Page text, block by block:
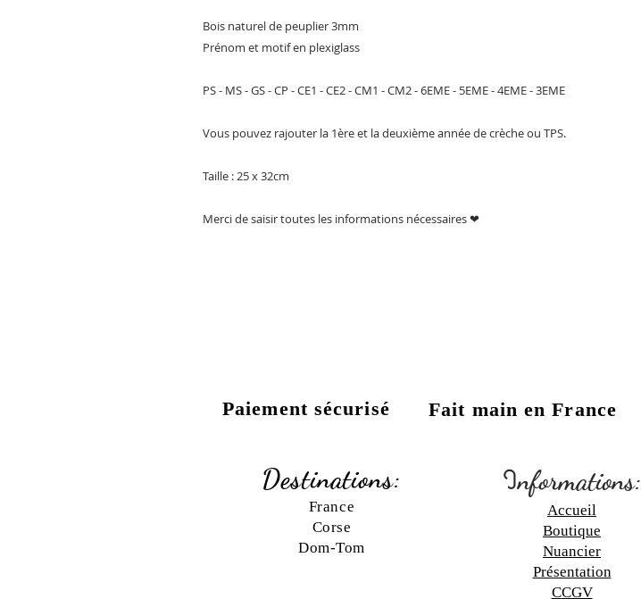
Bois naturel de peuplier 3mm
Prénom et motif en plexiglass
PS - MS - GS - CP - CE1 - CE2 - CM1 - CM2 - 6EME - 5EME - 4EME - 3EME
Vous pouvez rajouter la 1ère et la deuxième année de crèche ou TPS.
Taille : 25 x 32cm
Merci de saisir toutes les informations nécessaires ❤
Paiement sécurisé Fait main en France
Destinations:
France
Corse
Dom-Tom
Informations:
Accueil
Boutique
Nuancier
Présentation
CCGV